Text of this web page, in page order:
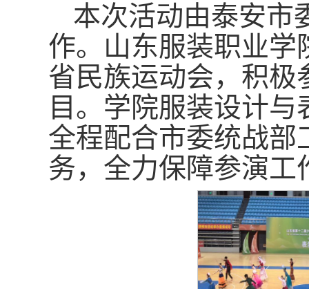
本次活动由泰安市
作。山东服装职业学
省民族运动会，积极
目。学院服装设计
全程配合市委统战部
务，全力保障参演工